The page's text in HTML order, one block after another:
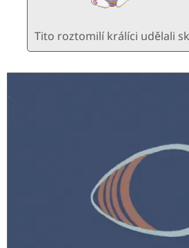
Tito roztomilí králíci udělali